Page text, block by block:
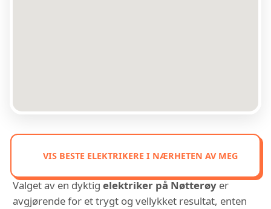
VIS BESTE ELEKTRIKERE I NÆRHETEN AV MEG
Valget av en dyktig elektriker på Nøtterøy er
avgjørende for et trygt og vellykket resultat, enten